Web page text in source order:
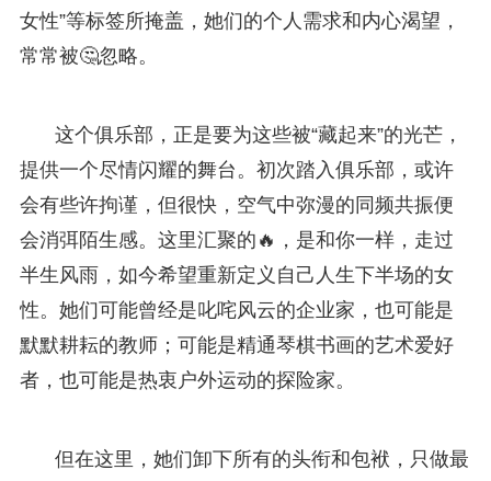
女性”等标签所掩盖，她们的个人需求和内心渴望，
常常被🤔忽略。
这个俱乐部，正是要为这些被“藏起来”的光芒，
提供一个尽情闪耀的舞台。初次踏入俱乐部，或许
会有些许拘谨，但很快，空气中弥漫的同频共振便
会消弭陌生感。这里汇聚的🔥，是和你一样，走过
半生风雨，如今希望重新定义自己人生下半场的女
性。她们可能曾经是叱咤风云的企业家，也可能是
默默耕耘的教师；可能是精通琴棋书画的艺术爱好
者，也可能是热衷户外运动的探险家。
但在这里，她们卸下所有的头衔和包袱，只做最